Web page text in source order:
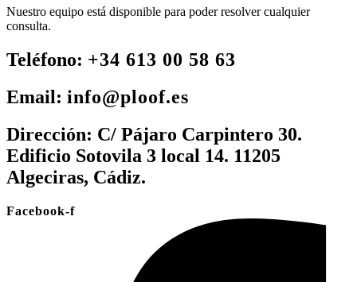
Nuestro equipo está disponible para poder resolver cualquier
consulta.
Teléfono: +34 613 00 58 63
Email: info@ploof.es
Dirección: C/ Pájaro Carpintero 30.
Edificio Sotovila 3 local 14. 11205
Algeciras, Cádiz.
Facebook-f